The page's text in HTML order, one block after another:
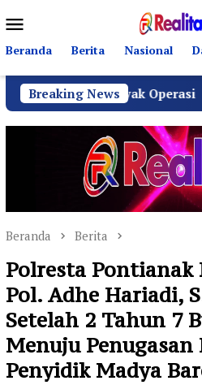
ke
kontenMobile
Beranda Berita Nasional
Breaking News
Layak Operasi 4
Beranda Berita
Polresta Pontianak
Pol. Adhe Hariadi,
Setelah 2 Tahun 7
Menuju Penugasan
Penyidik Madya